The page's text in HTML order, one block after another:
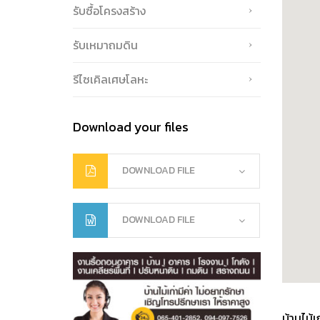
รับซื้อโครงสร้าง
รับเหมาถมดิน
รีไซเคิลเศษโลหะ
Download your files
DOWNLOAD FILE
DOWNLOAD FILE